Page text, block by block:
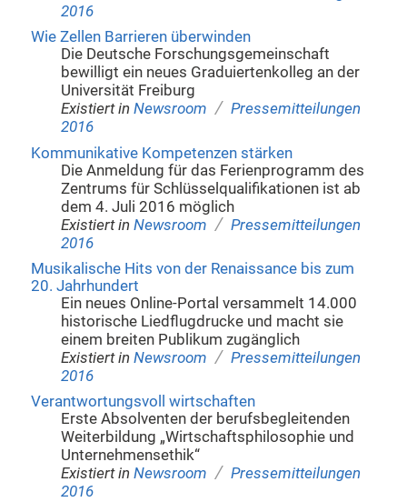
2016
Wie Zellen Barrieren überwinden
Die Deutsche Forschungsgemeinschaft
bewilligt ein neues Graduiertenkolleg an der
Universität Freiburg
Existiert in Newsroom / Pressemitteilungen
2016
Kommunikative Kompetenzen stärken
Die Anmeldung für das Ferienprogramm des
Zentrums für Schlüsselqualifikationen ist ab
dem 4. Juli 2016 möglich
Existiert in Newsroom / Pressemitteilungen
2016
Musikalische Hits von der Renaissance bis zum
20. Jahrhundert
Ein neues Online-Portal versammelt 14.000
historische Liedflugdrucke und macht sie
einem breiten Publikum zugänglich
Existiert in Newsroom / Pressemitteilungen
2016
Verantwortungsvoll wirtschaften
Erste Absolventen der berufsbegleitenden
Weiterbildung „Wirtschaftsphilosophie und
Unternehmensethik“
Existiert in Newsroom / Pressemitteilungen
2016